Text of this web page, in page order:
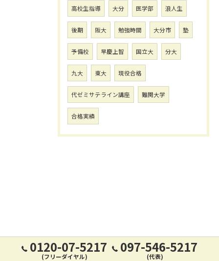
高校生指導 大分 医学部 浪人生
後期 阪大 勉強時間 大分市 塾
予備校 早慶上智 国立大 分大
九大 東大 現役合格
代ゼミサテライン講座 難関大学
合格実績
0120-07-5217
(フリーダイヤル)
097-546-5217
(代表)